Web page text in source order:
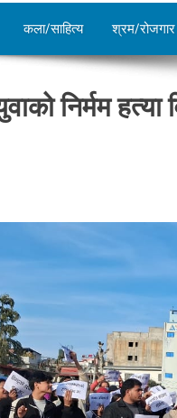
कला/साहित्य श्रम/रोजगार
निर्मम